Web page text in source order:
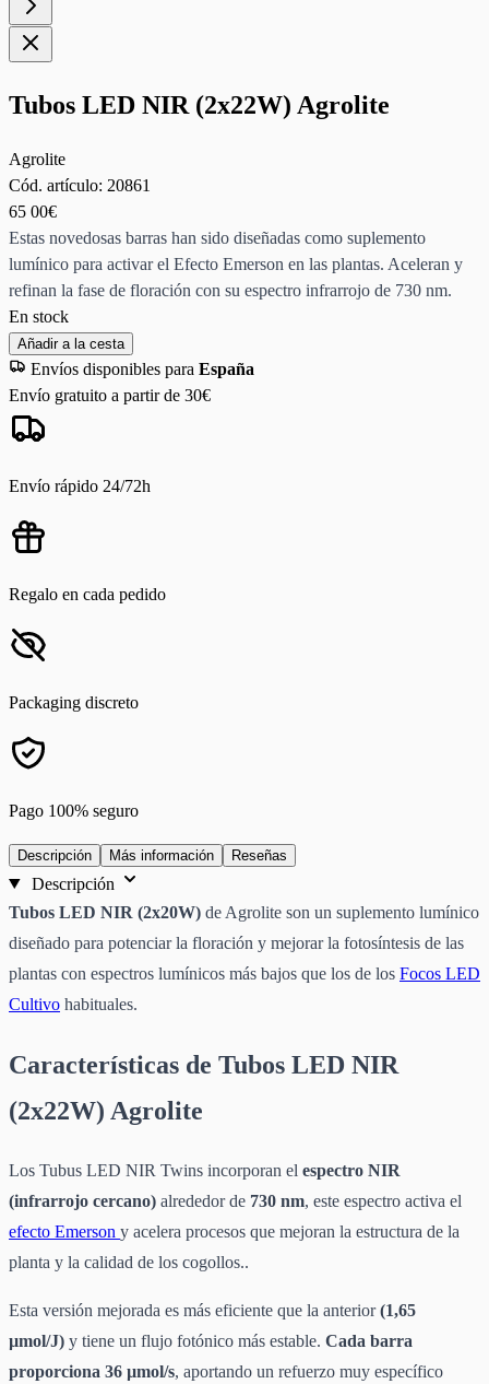
Tubos LED NIR (2x22W) Agrolite
Agrolite
Cód. artículo: 20861
65 00€
Estas novedosas barras han sido diseñadas como suplemento
lumínico para activar el Efecto Emerson en las plantas. Aceleran y
refinan la fase de floración con su espectro infrarrojo de 730 nm.
En stock
Añadir a la cesta
Envíos disponibles para España
Envío gratuito a partir de 30€
Envío rápido 24/72h
Regalo en cada pedido
Packaging discreto
Pago 100% seguro
Descripción Más información Reseñas
Descripción
Tubos LED NIR (2x20W) de Agrolite son un suplemento lumínico
diseñado para potenciar la floración y mejorar la fotosíntesis de las
plantas con espectros lumínicos más bajos que los de los Focos LED
Cultivo habituales.
Características de Tubos LED NIR
(2x22W) Agrolite
Los Tubus LED NIR Twins incorporan el espectro NIR
(infrarrojo cercano) alrededor de 730 nm, este espectro activa el
efecto Emerson y acelera procesos que mejoran la estructura de la
planta y la calidad de los cogollos..
Esta versión mejorada es más eficiente que la anterior(1,65
µmol/J) y tiene un flujo fotónico más estable. Cada barra
proporciona 36 µmol/s, aportando un refuerzo muy específico